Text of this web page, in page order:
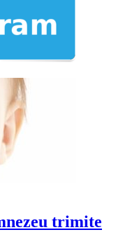
trimite